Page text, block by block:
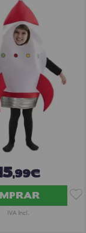
,99€
IVA Incl.